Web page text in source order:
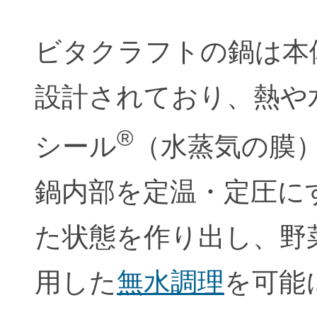
ビタクラフトの鍋は
設計されており、熱
シール®
（水蒸気の膜
鍋内部を定温・定圧
た状態を作り出し、
用した無水調理を可能